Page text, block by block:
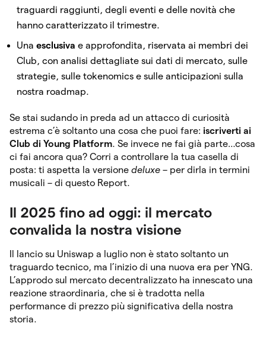
traguardi raggiunti, degli eventi e delle novità che
hanno caratterizzato il trimestre.
Una esclusiva e approfondita, riservata ai membri dei
Club, con analisi dettagliate sui dati di mercato, sulle
strategie, sulle tokenomics e sulle anticipazioni sulla
nostra roadmap.
Se stai sudando in preda ad un attacco di curiosità
estrema c’è soltanto una cosa che puoi fare: iscriverti ai
Club di Young Platform. Se invece ne fai già parte…cosa
ci fai ancora qua? Corri a controllare la tua casella di
posta: ti aspetta la versione deluxe – per dirla in termini
musicali – di questo Report.
Il 2025 fino ad oggi: il mercato
convalida la nostra visione
Il lancio su Uniswap a luglio non è stato soltanto un
traguardo tecnico, ma l’inizio di una nuova era per YNG.
L’approdo sul mercato decentralizzato ha innescato una
reazione straordinaria, che si è tradotta nella
performance di prezzo più significativa della nostra
storia.